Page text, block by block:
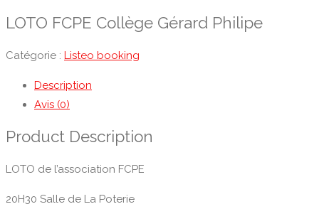
LOTO FCPE Collège Gérard Philipe
Catégorie : Listeo booking
Description
Avis (0)
Product Description
LOTO de l’association FCPE
20H30 Salle de La Poterie